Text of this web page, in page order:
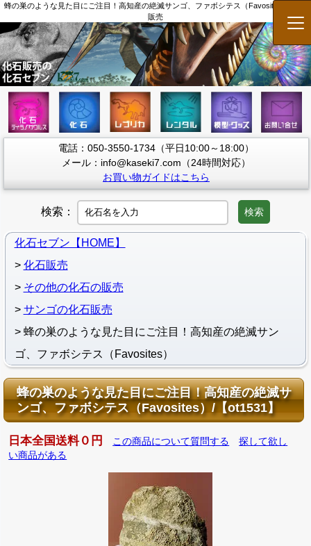
蜂の巣のような見た目にご注目！高知産の絶滅サンゴ、ファボシテス（Favosites） 化石
販売
メ
電話：050-3550-1734（平日10:00～18:00）
メール：info@kaseki7.com（24時間対応）
お買い物ガイドはこちら
検索： 検索
化石セブン【HOME】
化石販売
その他の化石の販売
サンゴの化石販売
蜂の巣のような見た目にご注目！高知産の絶滅サン
ゴ、ファボシテス（Favosites）
蜂の巣のような見た目にご注目！高知産の絶滅サ
ンゴ、ファボシテス（Favosites）/【ot1531】
日本全国送料０円 この商品について質問する
探して欲し
い商品がある